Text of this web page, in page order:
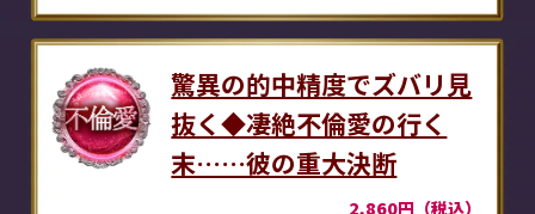
驚異の的中精度でズバリ見
抜く◆凄絶不倫愛の行く
末……彼の重大決断
2,860円（税込）